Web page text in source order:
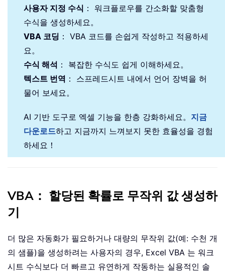
사용자 지정 수식 ： 워크플로우를 간소화할 맞춤형
수식을 생성하세요。
VBA 코딩 ： VBA 코드를 손쉽게 작성하고 적용하세
요。
수식 해석 ： 복잡한 수식도 쉽게 이해하세요。
텍스트 번역 ： 스프레드시트 내에서 언어 장벽을 허
물어 보세요。
AI 기반 도구로 엑셀 기능을 한층 강화하세요。 지금
다운로드하고 지금까지 느껴보지 못한 효율성을 경험
하세요！
VBA： 할당된 확률로 무작위 값 생성하
기
더 많은 자동화가 필요하거나 대량의 무작위 값(예: 수천 개
의 샘플)을 생성하려는 사용자의 경우, Excel VBA 는 워크
시트 수식보다 더 빠르고 유연하게 작동하는 실용적인 솔